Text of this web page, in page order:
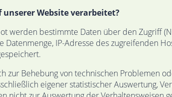
Website verarbeitet?
werden bestimmte Daten über den Zugriff
IP-Adresse des zugreifenden
zur Behebung von technischen Problemen
eigener statistischer Auswertung,